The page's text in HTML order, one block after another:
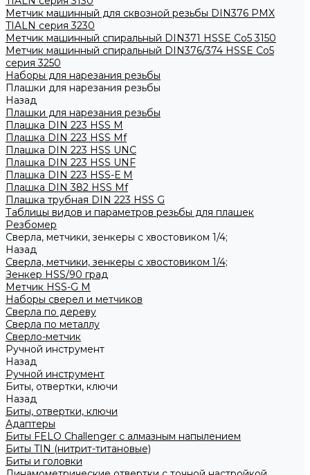
Метчик машинный для сквозной резьбы DIN376 PMX
TIALN серия 3230
Метчик машинный спиральный DIN371 HSSE Co5 3150
Метчик машинный спиральный DIN376/374 HSSE Co5
серия 3250
Наборы для нарезания резьбы
Плашки для нарезания резьбы
Назад
Плашки для нарезания резьбы
Плашка DIN 223 HSS M
Плашка DIN 223 HSS Mf
Плашка DIN 223 HSS UNC
Плашка DIN 223 HSS UNF
Плашка DIN 223 HSS-Е M
Плашка DIN 382 HSS Mf
Плашка трубная DIN 223 HSS G
Таблицы видов и параметров резьбы для плашек
Резбомер
Сверла, метчики, зенкеры с хвостовиком 1/4;
Назад
Сверла, метчики, зенкеры с хвостовиком 1/4;
Зенкер HSS/90 град
Метчик HSS-G М
Наборы сверел и метчиков
Сверла по дереву
Сверла по металлу
Сверло-метчик
Ручной инструмент
Назад
Ручной инструмент
Биты, отвертки, ключи
Назад
Биты, отвертки, ключи
Адаптеры
Биты FELO Challenger с алмазным напылением
Биты TIN (нитрит-титановые)
Биты и головки